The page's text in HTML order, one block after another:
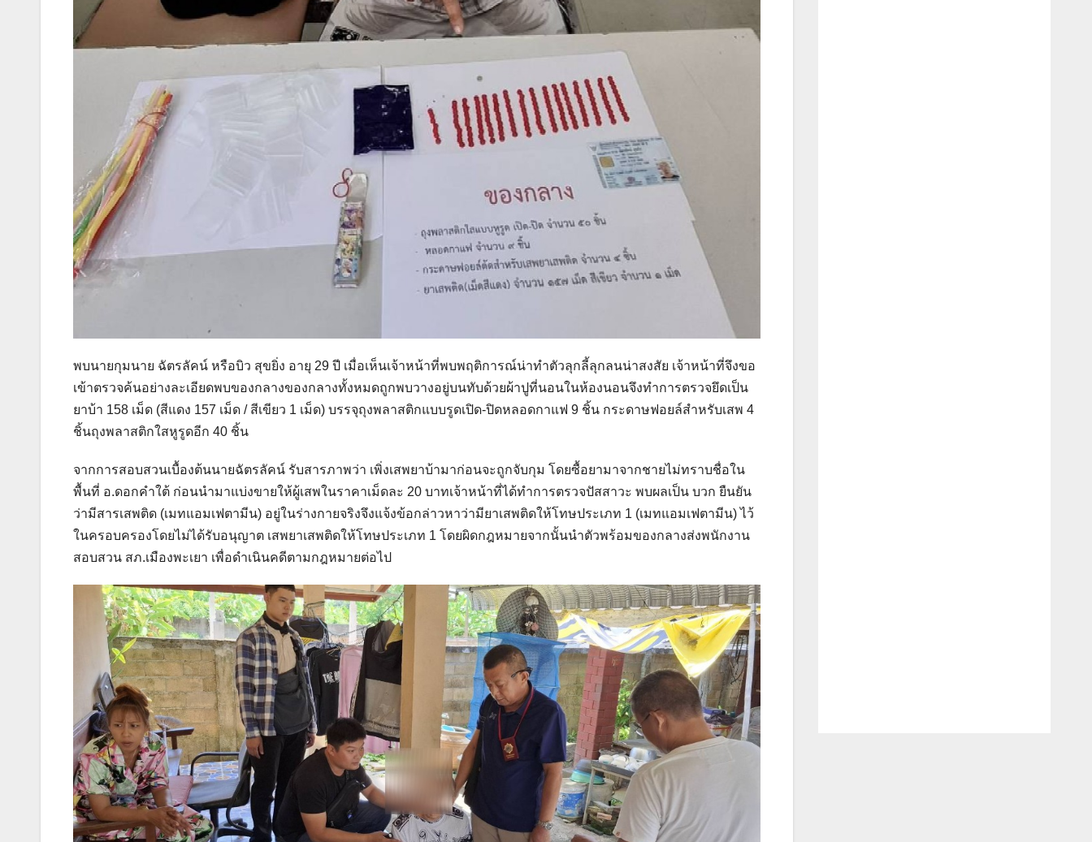
พบนายกุมนาย ฉัตรลัคน์ หรือบิว สุขยิ่ง อายุ 29 ปี เมื่อเห็นเจ้าหน้าที่พบพฤติการณ์น่าทำตัวลุกลี้ลุกลนน่าสงสัย เจ้าหน้าที่จึงขอ
เข้าตรวจค้นอย่างละเอียดพบของกลางของกลางทั้งหมดถูกพบวางอยู่บนทับด้วยผ้าปูที่นอนในห้องนอนจึงทำการตรวจยึดเป็น
ยาบ้า 158 เม็ด (สีแดง 157 เม็ด / สีเขียว 1 เม็ด) บรรจุถุงพลาสติกแบบรูดเปิด-ปิดหลอดกาแฟ 9 ชิ้น กระดาษฟอยล์สำหรับเสพ 4
ชิ้นถุงพลาสติกใสหูรูดอีก 40 ชิ้น
จากการสอบสวนเบื้องต้นนายฉัตรลัคน์ รับสารภาพว่า เพิ่งเสพยาบ้ามาก่อนจะถูกจับกุม โดยซื้อยามาจากชายไม่ทราบชื่อใน
พื้นที่ อ.ดอกคำใต้ ก่อนนำมาแบ่งขายให้ผู้เสพในราคาเม็ดละ 20 บาทเจ้าหน้าที่ได้ทำการตรวจปัสสาวะ พบผลเป็น บวก ยืนยัน
ว่ามีสารเสพติด (เมทแอมเฟตามีน) อยู่ในร่างกายจริงจึงแจ้งข้อกล่าวหาว่ามียาเสพติดให้โทษประเภท 1 (เมทแอมเฟตามีน) ไว้
ในครอบครองโดยไม่ได้รับอนุญาต เสพยาเสพติดให้โทษประเภท 1 โดยผิดกฎหมายจากนั้นนำตัวพร้อมของกลางส่งพนักงาน
สอบสวน สภ.เมืองพะเยา เพื่อดำเนินคดีตามกฎหมายต่อไป